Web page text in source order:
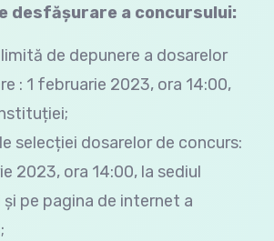
desfășurare a concursului:
de depunere a dosarelor
: 1 februarie 2023, ora 14:00,
instituției;
selecției dosarelor de concurs:
2023, ora 14:00, la sediul
pe pagina de internet a